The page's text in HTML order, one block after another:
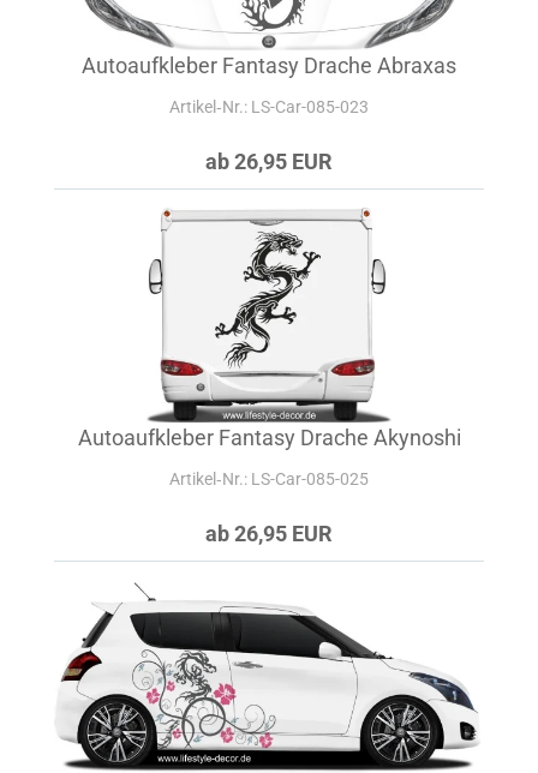
Autoaufkleber Fantasy Drache Abraxas
Artikel‑Nr.: LS-Car-085-023
ab 26,95 EUR
Autoaufkleber Fantasy Drache Akynoshi
Artikel‑Nr.: LS-Car-085-025
ab 26,95 EUR